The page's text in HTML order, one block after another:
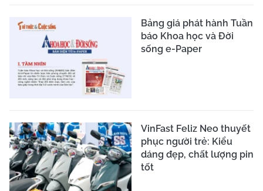
Bảng giá phát hành Tuần
báo Khoa học và Đời
sống e-Paper
VinFast Feliz Neo thuyết
phục người trẻ: Kiểu
dáng đẹp, chất lượng pin
tốt